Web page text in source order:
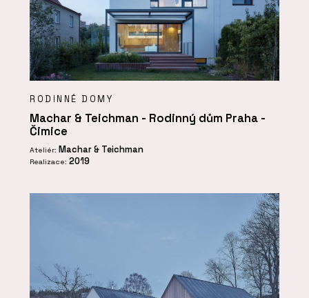
RODINNÉ DOMY
Machar & Teichman - Rodinný dům Praha -
Čimice
Ateliér: Machar & Teichman
Realizace: 2019